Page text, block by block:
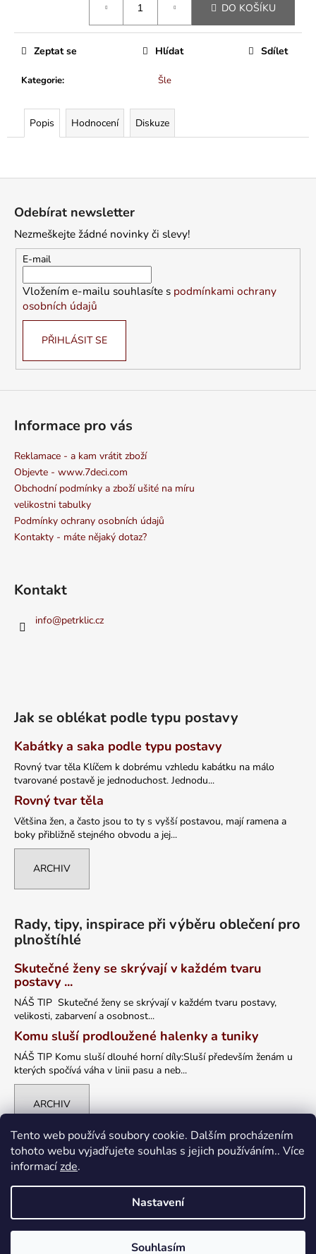
Tento web používá soubory cookie. Dalším procházením
tohoto webu vyjadřujete souhlas s jejich používáním.. Více
informacízde.
Nastavení
Souhlasím
DO KOŠÍKU
Kategorie: Šle
Zeptat se Hlídat Sdílet
Popis Hodnocení Diskuze
Odebírat newsletter
Nezmeškejte žádné novinky či slevy!
E-mail
Vložením e-mailu souhlasíte s podmínkami ochrany
osobních údajů
PŘIHLÁSIT SE
Informace pro vás
Reklamace - a kam vrátit zboží
Objevte - www.7deci.com
Obchodní podmínky a zboží ušité na míru
velikostni tabulky
Podmínky ochrany osobních údajů
Kontakty - máte nějaký dotaz?
Kontakt
info@petrklic.cz
Jak se oblékat podle typu postavy
Kabátky a saka podle typu postavy
Rovný tvar těla Klíčem k dobrému vzhledu kabátku na málo
tvarované postavě je jednoduchost. Jednodu...
Rovný tvar těla
Většina žen, a často jsou to ty s vyšší postavou, mají ramena a
boky přibližně stejného obvodu a jej...
ARCHIV
Rady, tipy, inspirace při výběru oblečení pro
plnoštíhlé
Skutečné ženy se skrývají v každém tvaru
postavy ...
NÁŠ TIP Skutečné ženy se skrývají v každém tvaru postavy,
velikosti, zabarvení a osobnost...
Komu sluší prodloužené halenky a tuniky
NÁŠ TIP Komu sluší dlouhé horní díly:Sluší především ženám u
kterých spočívá váha v linii pasu a neb...
ARCHIV
petrklic.cz. Všechna práva vyhrazena.